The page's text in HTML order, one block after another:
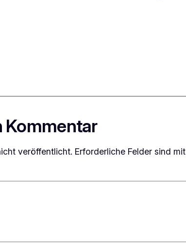
Kommentar
veröffentlicht. Erforderliche Felder sind mit